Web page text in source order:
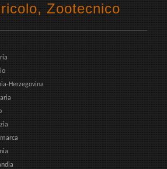
Zootecnico
Herzegovina